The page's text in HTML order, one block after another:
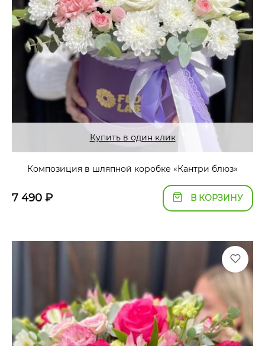
Купить в один клик
Композиция в шляпной коробке «Кантри блюз»
7 490 ₽ В КОРЗИНУ